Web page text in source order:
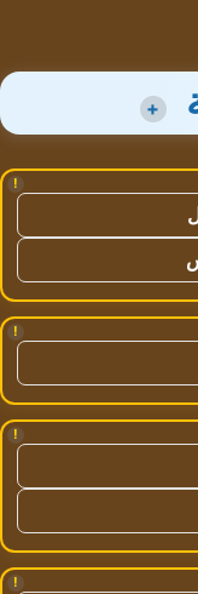
+
!
!
!
!